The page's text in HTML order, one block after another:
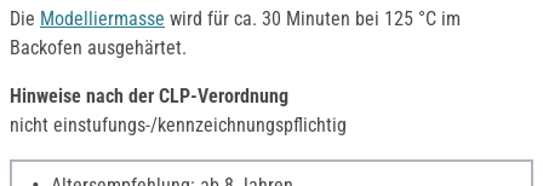
Die Modelliermasse wird für ca. 30 Minuten bei 125 °C im
Backofen ausgehärtet.
Hinweise nach der CLP-Verordnung
nicht einstufungs-/kennzeichnungspflichtig